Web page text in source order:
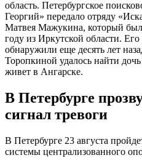
область. Петербургское
Георгий» передало отряду
Матвея Мажукина, который
году из Иркутской области.
обнаружили еще десять лет
Торопкиной удалось найти
живет в Ангарске.
В Петербурге
сигнал тревоги
В Петербурге 23 августа
системы централизованного